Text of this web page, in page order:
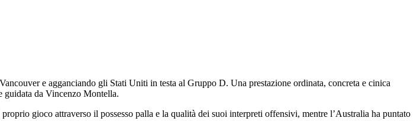
e agganciando gli Stati Uniti in testa al Gruppo D. Una prestazione ordinata, concreta e cinica
guidata da Vincenzo Montella.
gioco attraverso il possesso palla e la qualità dei suoi interpreti offensivi, mentre l’Australia ha puntato